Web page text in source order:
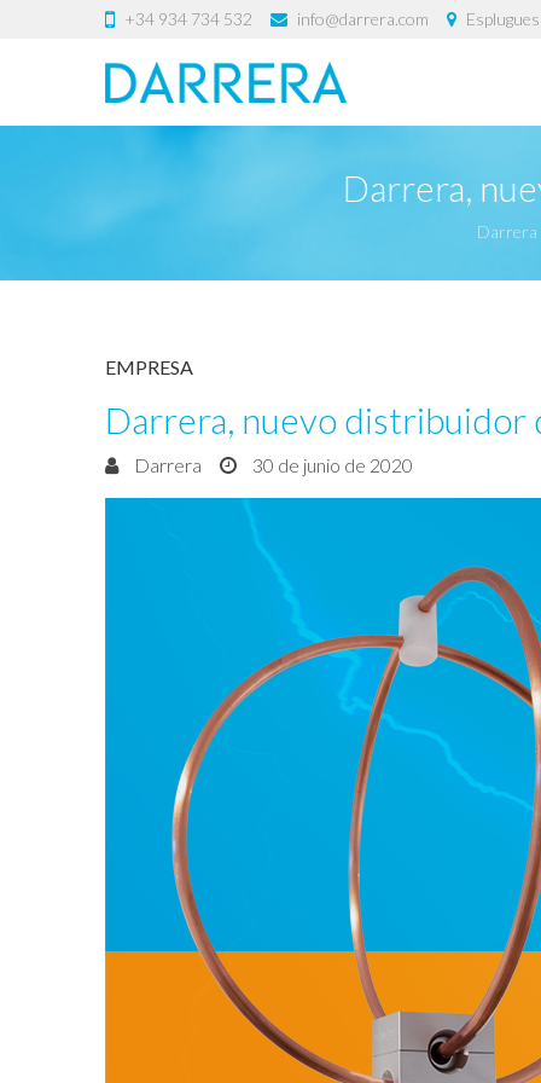
+34 934 734 532 info@darrera.com
Darrera,
Darrera
EMPRESA
Darrera, nuevo distribuidor
Darrera 30 de junio de 2020